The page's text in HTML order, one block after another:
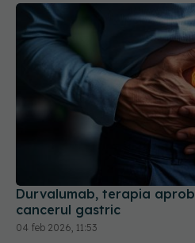
Durvalumab, terapia